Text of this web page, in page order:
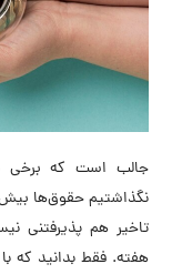
جالب است که برخی
نگذاشتیم حقوق‌ها
تاخیر هم پذیرفتنی
هفته. فقط بدانید که